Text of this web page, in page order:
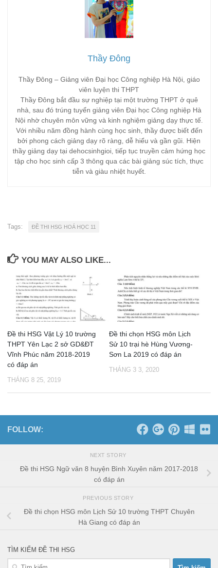
Thầy Đông
Thầy Đông – Giảng viên Đại học Công nghiệp Hà Nội, giáo
viên luyện thi THPT
Thầy Đông bắt đầu sự nghiệp tại một trường THPT ở quê
nhà, sau đó trúng tuyển giảng viên Đại học Công nghiệp Hà
Nội nhờ chuyên môn vững và kinh nghiệm giảng dạy thực tế.
Với nhiều năm đồng hành cùng học sinh, thầy được biết đến
bởi phong cách giảng dạy rõ ràng, dễ hiểu và gần gũi. Hiện
thầy giảng dạy tại dehocsinhgioi, tiếp tục truyền cảm hứng học
tập cho học sinh cấp 3 thông qua các bài giảng súc tích, thực
tiễn và giàu nhiệt huyết.
Tags: ĐỀ THI HSG HOÁ HỌC 11
YOU MAY ALSO LIKE...
Đề thi HSG Vật Lý 10 trường
THPT Yên Lạc 2 sở GD&ĐT
Vĩnh Phúc năm 2018-2019
có đáp án
THÁNG 8 25, 2019
Đề thi chọn HSG môn Lịch
Sử 10 trại hè Hùng Vương-
Sơn La 2019 có đáp án
THÁNG 3 3, 2020
FOLLOW:
NEXT STORY
Đề thi HSG Ngữ văn 8 huyện Bình Xuyên năm 2017-2018
có đáp án
PREVIOUS STORY
Đề thi chọn HSG môn Lịch Sử 10 trường THPT Chuyên
Hà Giang có đáp án
TÌM KIẾM ĐỀ THI HSG
Tìm